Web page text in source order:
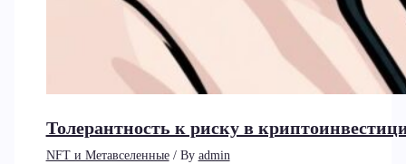
Толерантность к риску в
NFT и Метавселенные/ By admin